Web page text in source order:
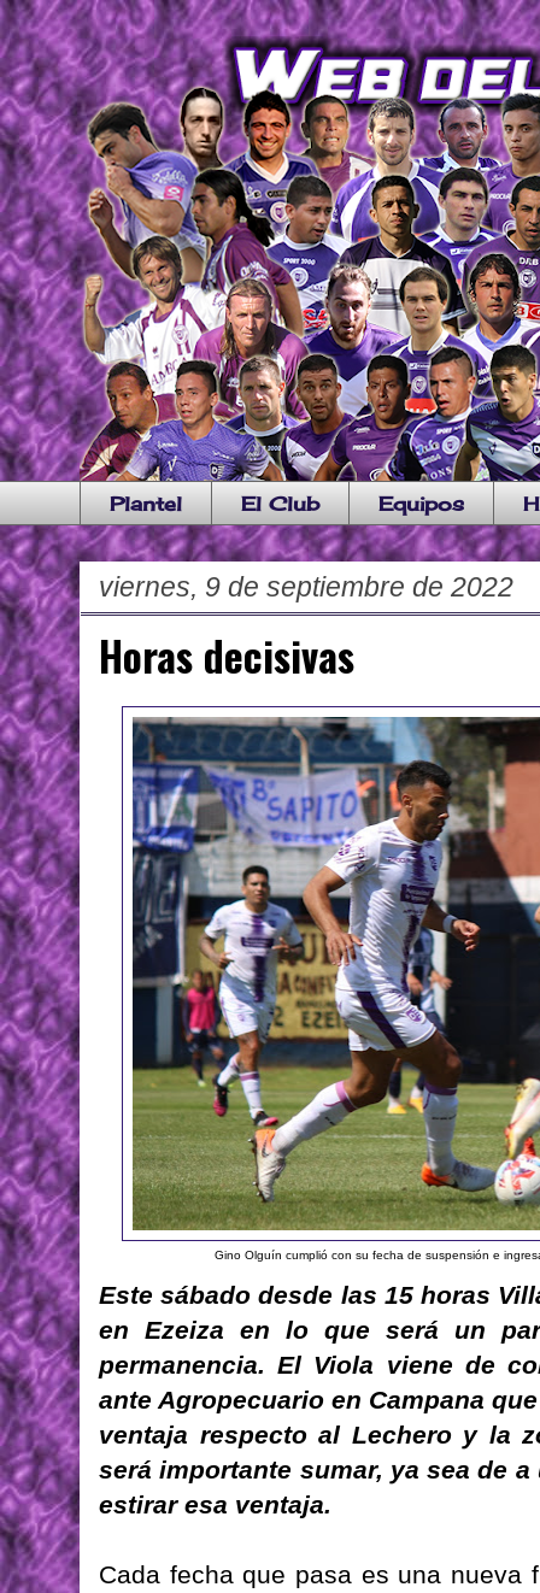
Plantel El Club Equipos
viernes, 9 de septiembre de 2022
Horas decisivas
Gino Olguín cumplió con su fecha de suspensión e
Este sábado desde las 15 horas
en Ezeiza en lo que será un
permanencia. El Viola viene de
ante Agropecuario en Campana
ventaja respecto al Lechero y la
será importante sumar, ya sea de
estirar esa ventaja.
Cada fecha que pasa es una nueva